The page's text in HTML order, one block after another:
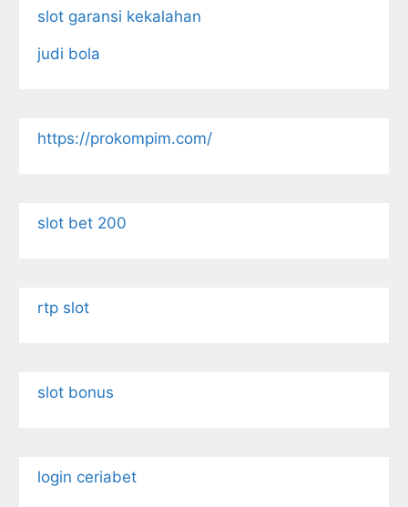
slot garansi kekalahan
judi bola
https://prokompim.com/
slot bet 200
rtp slot
slot bonus
login ceriabet